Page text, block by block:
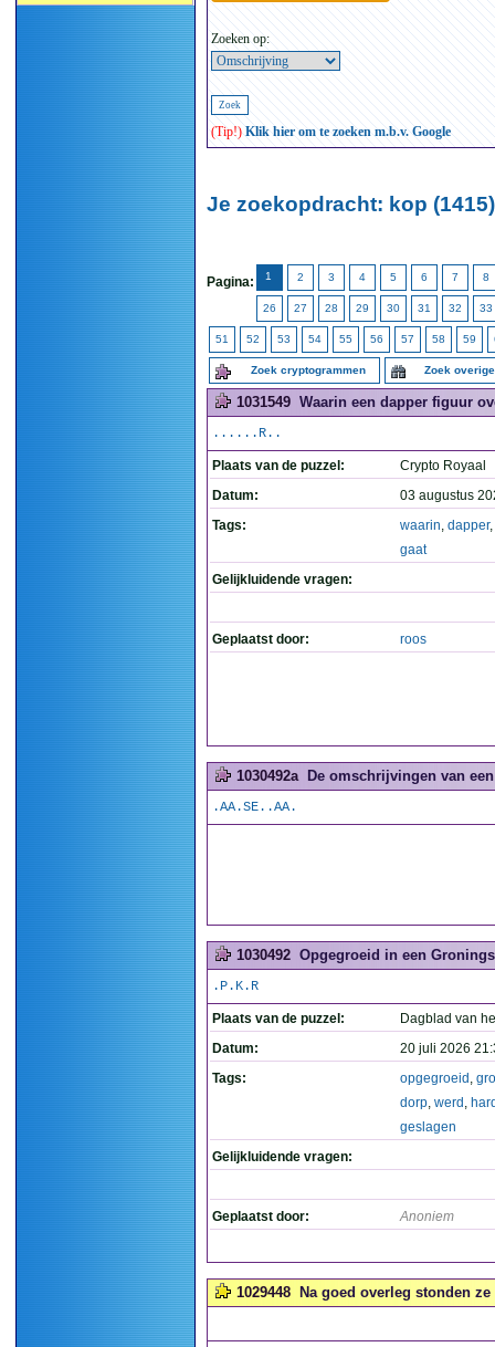
Zoeken op:
(Tip!) Klik hier om te zoeken m.b.v. Google
Je zoekopdracht: kop (1415)
Pagina: 1 2 3 4 5 6 7 8
26 27 28 29 30 31 32 33
51 52 53 54 55 56 57 58 59
Zoek cryptogrammen Zoek
1031549 Waarin een dapper figuur
......R..
Plaats van de puzzel:
Crypto Royaal
Datum:
03 augustus
Tags:
waarin, dapper,
gaat
Gelijkluidende vragen:
Geplaatst door: roos
1030492a De omschrijvingen van
.AA.SE..AA.
1030492 Opgegroeid in een
.P.K.R
Plaats van de puzzel:
Dagblad van
Datum:
20 juli 2026
Tags:
opgegroeid ,
dorp, werd ,
geslagen
Gelijkluidende vragen:
Geplaatst door: Anoniem
1029448 Na goed overleg stonden